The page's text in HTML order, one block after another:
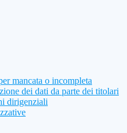
mancata o incompleta
dei dati da parte dei titolari
dirigenziali